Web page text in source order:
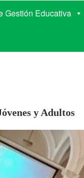
DE
Gestión Educativa
y Adultos